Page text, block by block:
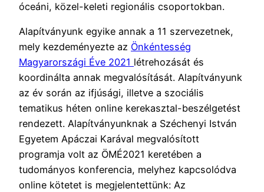
óceáni, közel-keleti regionális csoportokban.
Alapítványunk egyike annak a 11 szervezetnek,
mely kezdeményezte az Önkéntesség
Magyarországi Éve 2021 létrehozását és
koordinálta annak megvalósítását. Alapítványunk
az év során az ifjúsági, illetve a szociális
tematikus héten online kerekasztal-beszélgetést
rendezett. Alapítványunknak a Széchenyi István
Egyetem Apáczai Karával megvalósított
programja volt az ÖMÉ2021 keretében a
tudományos konferencia, melyhez kapcsolódva
online kötetet is megjelentettünk: Az